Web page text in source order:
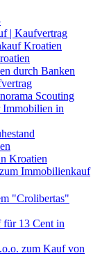
| Kaufvertrag
Kroatien
durch Banken
Scouting
in
Kroatien
Immobilienkauf
"Crolibertas"
für 13 Cent in
zum Kauf von